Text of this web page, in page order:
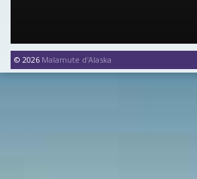
© 2026 Malamute d'Alaska